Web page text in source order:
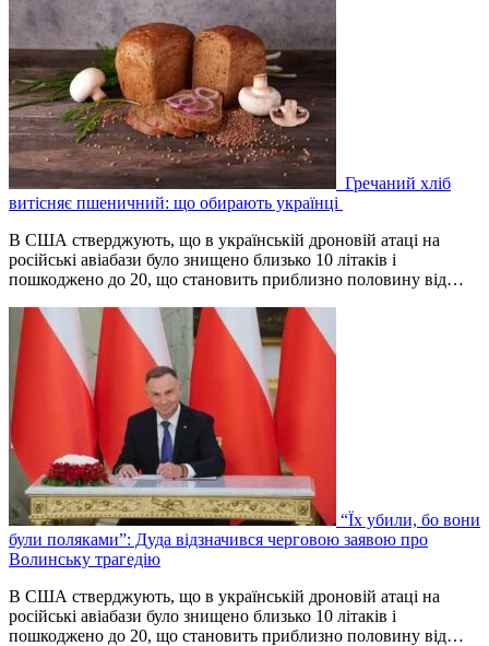
Гречаний хліб
витісняє пшеничний: що обирають українці
В США стверджують, що в українській дроновій атаці на
російські авіабази було знищено близько 10 літаків і
пошкоджено до 20, що становить приблизно половину від…
“Їх убили, бо вони
були поляками”: Дуда відзначився черговою заявою про
Волинську трагедію
В США стверджують, що в українській дроновій атаці на
російські авіабази було знищено близько 10 літаків і
пошкоджено до 20, що становить приблизно половину від…